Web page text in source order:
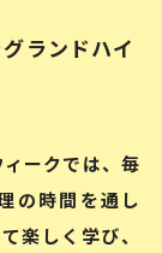
ランドハイ
ークでは、毎
の時間を通し
楽しく学び、